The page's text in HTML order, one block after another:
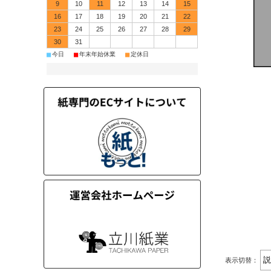
表示切替：
9 10 11 12 13 14
15
16
17 18 19 20 21
22
23
24 25 26 27 28
29
30
31
■今日 ■年末年始休業 ■定休日